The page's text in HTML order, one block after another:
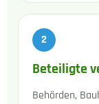
Beteiligte
Behörden,